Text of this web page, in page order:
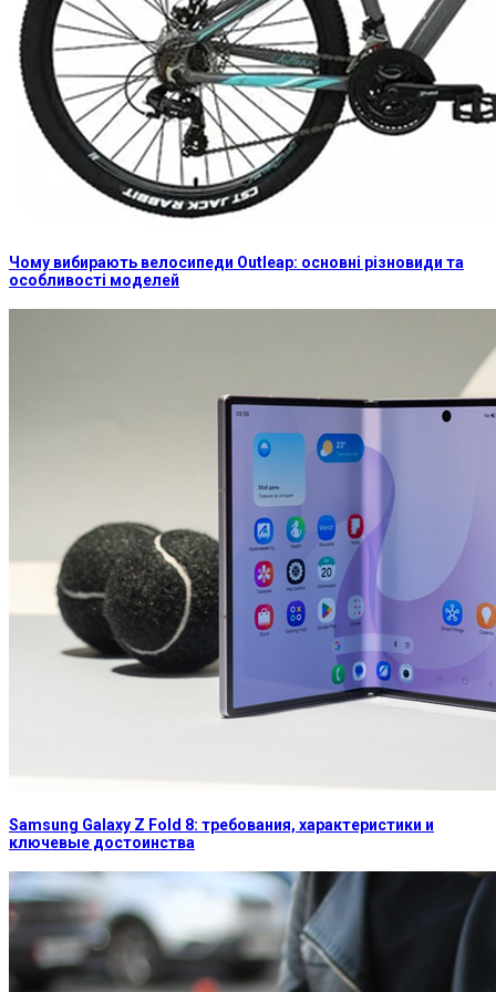
Чому вибирають велосипеди Outleap: основні різновиди та
особливості моделей
Samsung Galaxy Z Fold 8: требования, характеристики и
ключевые достоинства